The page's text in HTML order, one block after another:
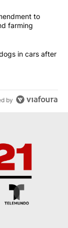
articles in the last
to
farming
leaving dogs
in cars after
by